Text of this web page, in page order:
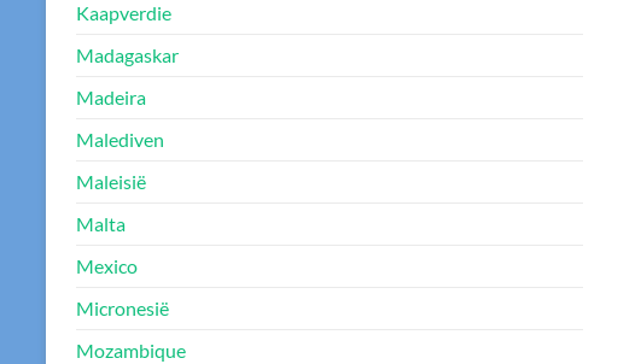
Kaapverdie
Madagaskar
Madeira
Malediven
Maleisië
Malta
Mexico
Micronesië
Mozambique